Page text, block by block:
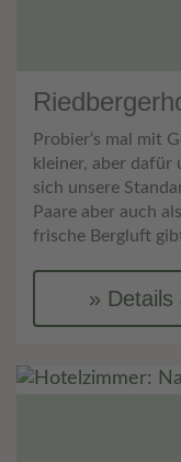
Probier‘s mal mit
kleiner, aber dafür
sich unsere
Paare aber auch
frische Bergluft
Details